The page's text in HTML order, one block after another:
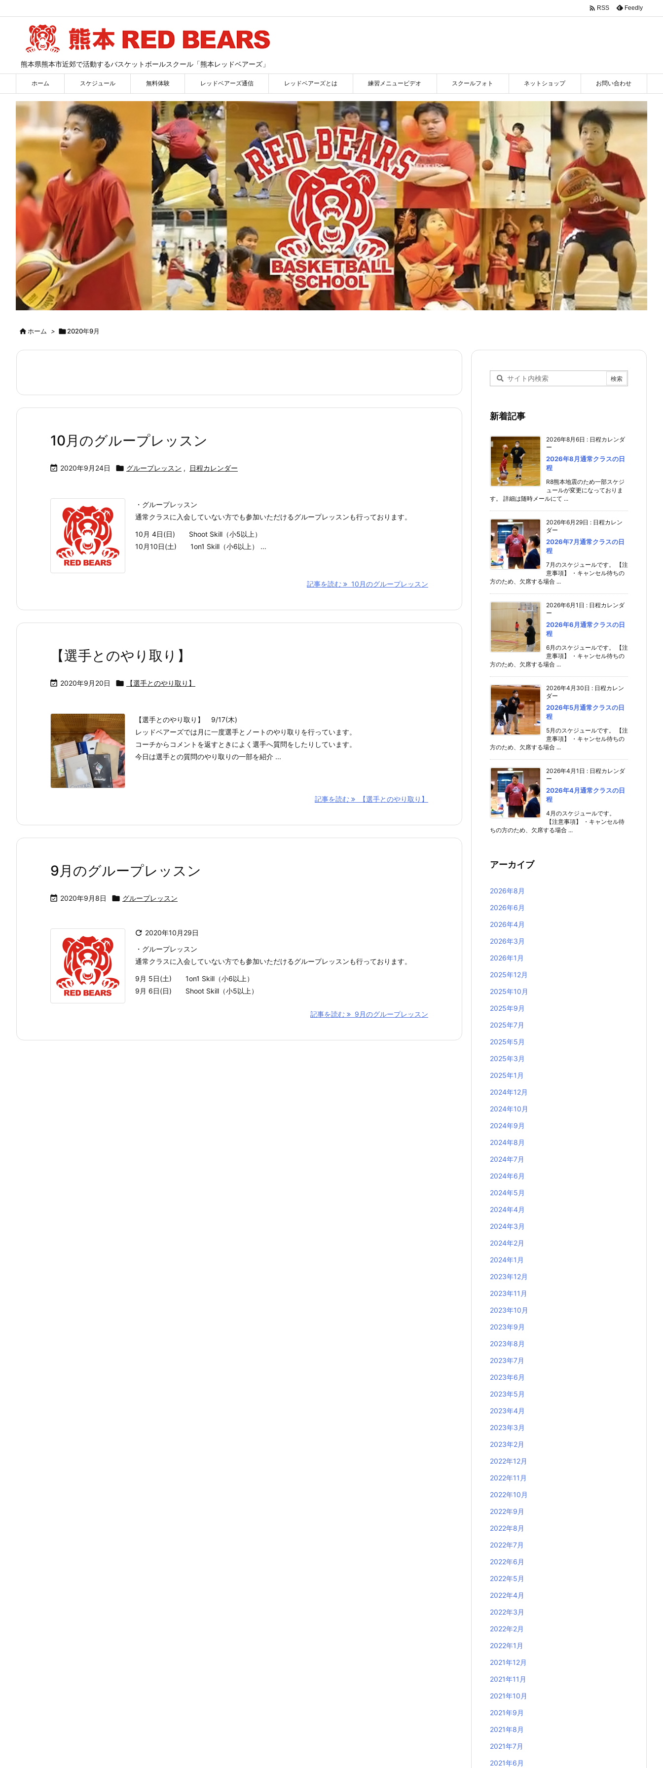
熊本県熊本市近郊で活動するバスケットボールスクール「熊本レッドベアーズ」
ホーム スケジュール 無料体験 レッドベアーズ通信 レッドベアーズとは 練習メニュービデオ スクールフォト ネットショップ お問い合わせ
 RSS Feedly
ホーム > 2020年9月
10月のグループレッスン
 2020年9月24日  グループレッスン , 日程カレンダー
・グループレッスン
通常クラスに入会していない方でも参加いただけるグループレッスンも行っております。
10月 4日(日) Shoot Skill（小5以上）
10月10日(土) 1on1 Skill（小6以上） ...
記事を読む 10月のグループレッスン
【選手とのやり取り】
 2020年9月20日  【選手とのやり取り】
【選手とのやり取り】 9/17(木)
レッドベアーズでは月に一度選手とノートのやり取りを行っています。
コーチからコメントを返すときによく選手へ質問をしたりしています。
今日は選手との質問のやり取りの一部を紹介 ...
記事を読む 【選手とのやり取り】
9月のグループレッスン
 2020年9月8日  グループレッスン
 2020年10月29日
・グループレッスン
通常クラスに入会していない方でも参加いただけるグループレッスンも行っております。
9月 5日(土) 1on1 Skill（小6以上）
9月 6日(日) Shoot Skill（小5以上）
記事を読む 9月のグループレッスン
新着記事
2026年8月6日 : 日程カレンダ
ー
2026年8月通常クラスの日
程
R8熊本地震のため一部スケジ
ュールが変更になっておりま
す。 詳細は随時メールにて ...
2026年6月29日 : 日程カレン
ダー
2026年7月通常クラスの日
程
7月のスケジュールです。 【注
意事項】 ・キャンセル待ちの
方のため、欠席する場合 ...
2026年6月1日 : 日程カレンダ
ー
2026年6月通常クラスの日
程
6月のスケジュールです。 【注
意事項】 ・キャンセル待ちの
方のため、欠席する場合 ...
2026年4月30日 : 日程カレン
ダー
2026年5月通常クラスの日
程
5月のスケジュールです。 【注
意事項】 ・キャンセル待ちの
方のため、欠席する場合 ...
2026年4月1日 : 日程カレンダ
ー
2026年4月通常クラスの日
程
4月のスケジュールです。
【注意事項】 ・キャンセル待
ちの方のため、欠席する場合 ...
アーカイブ
2026年8月
2026年6月
2026年4月
2026年3月
2026年1月
2025年12月
2025年10月
2025年9月
2025年7月
2025年5月
2025年3月
2025年1月
2024年12月
2024年10月
2024年9月
2024年8月
2024年7月
2024年6月
2024年5月
2024年4月
2024年3月
2024年2月
2024年1月
2023年12月
2023年11月
2023年10月
2023年9月
2023年8月
2023年7月
2023年6月
2023年5月
2023年4月
2023年3月
2023年2月
2022年12月
2022年11月
2022年10月
2022年9月
2022年8月
2022年7月
2022年6月
2022年5月
2022年4月
2022年3月
2022年2月
2022年1月
2021年12月
2021年11月
2021年10月
2021年9月
2021年8月
2021年7月
2021年6月